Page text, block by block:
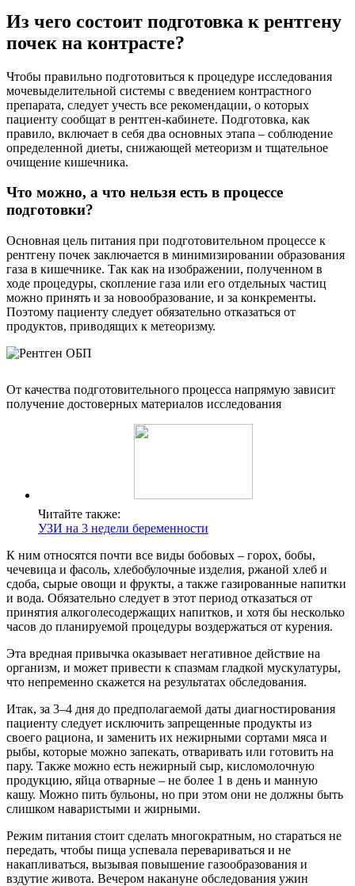
Из чего состоит подготовка к рентгену
почек на контрасте?
Чтобы правильно подготовиться к процедуре исследования
мочевыделительной системы с введением контрастного
препарата, следует учесть все рекомендации, о которых
пациенту сообщат в рентген-кабинете. Подготовка, как
правило, включает в себя два основных этапа – соблюдение
определенной диеты, снижающей метеоризм и тщательное
очищение кишечника.
Что можно, а что нельзя есть в процессе
подготовки?
Основная цель питания при подготовительном процессе к
рентгену почек заключается в минимизировании образования
газа в кишечнике. Так как на изображении, полученном в
ходе процедуры, скопление газа или его отдельных частиц
можно принять и за новообразование, и за конкременты.
Поэтому пациенту следует обязательно отказаться от
продуктов, приводящих к метеоризму.
От качества подготовительного процесса напрямую зависит
получение достоверных материалов исследования
Читайте также:
УЗИ на 3 недели беременности
К ним относятся почти все виды бобовых – горох, бобы,
чечевица и фасоль, хлебобулочные изделия, ржаной хлеб и
сдоба, сырые овощи и фрукты, а также газированные напитки
и вода. Обязательно следует в этот период отказаться от
принятия алкоголесодержащих напитков, и хотя бы несколько
часов до планируемой процедуры воздержаться от курения.
Эта вредная привычка оказывает негативное действие на
организм, и может привести к спазмам гладкой мускулатуры,
что непременно скажется на результатах обследования.
Итак, за 3–4 дня до предполагаемой даты диагностирования
пациенту следует исключить запрещенные продукты из
своего рациона, и заменить их нежирными сортами мяса и
рыбы, которые можно запекать, отваривать или готовить на
пару. Также можно есть нежирный сыр, кисломолочную
продукцию, яйца отварные – не более 1 в день и манную
кашу. Можно пить бульоны, но при этом они не должны быть
слишком наваристыми и жирными.
Режим питания стоит сделать многократным, но стараться не
передать, чтобы пища успевала перевариваться и не
накапливаться, вызывая повышение газообразования и
вздутие живота. Вечером накануне обследования ужин